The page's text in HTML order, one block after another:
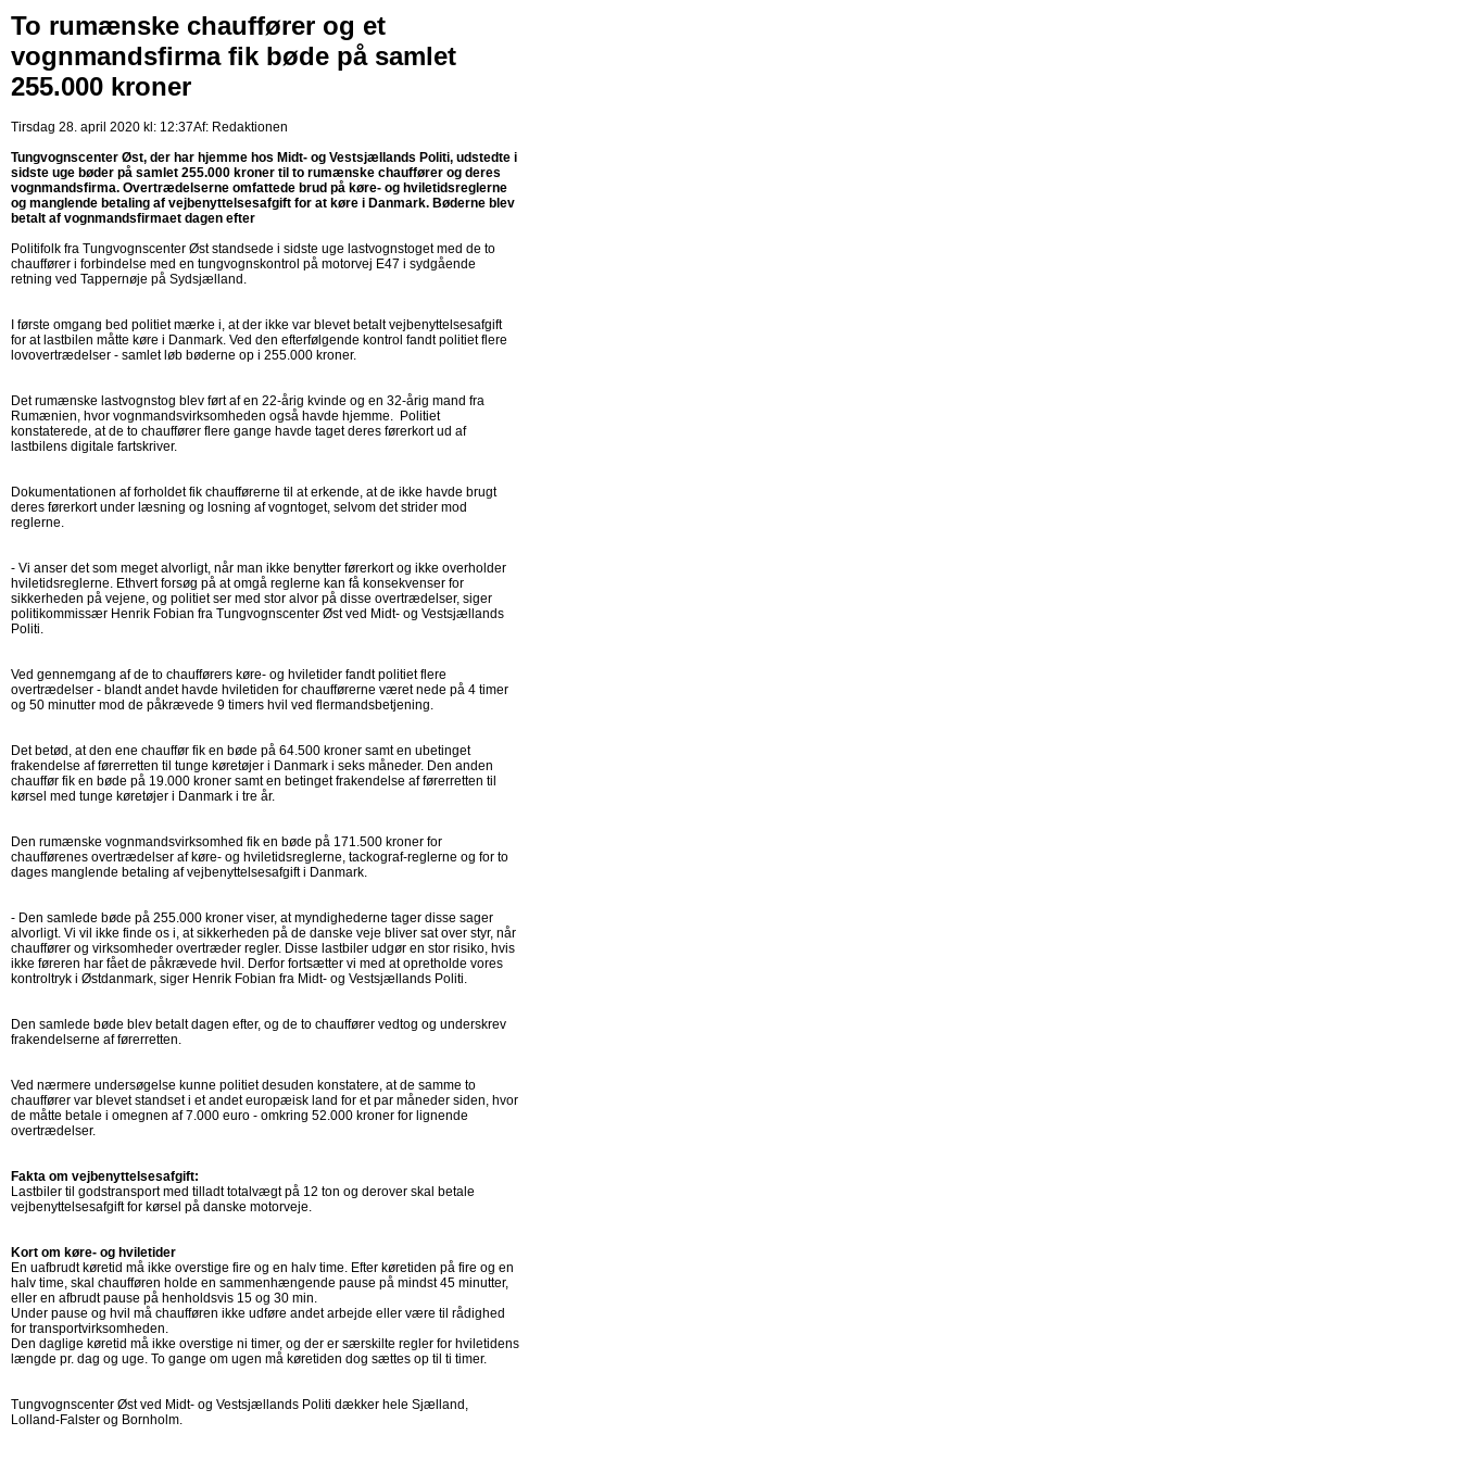
To rumænske chauffører og et
vognmandsfirma fik bøde på samlet
255.000 kroner
Tirsdag 28. april 2020 kl: 12:37Af: Redaktionen
Tungvognscenter Øst, der har hjemme hos Midt- og Vestsjællands Politi, udstedte i
sidste uge bøder på samlet 255.000 kroner til to rumænske chauffører og deres
vognmandsfirma. Overtrædelserne omfattede brud på køre- og hviletidsreglerne
og manglende betaling af vejbenyttelsesafgift for at køre i Danmark. Bøderne blev
betalt af vognmandsfirmaet dagen efter
Politifolk fra Tungvognscenter Øst standsede i sidste uge lastvognstoget med de to
chauffører i forbindelse med en tungvognskontrol på motorvej E47 i sydgående
retning ved Tappernøje på Sydsjælland.
I første omgang bed politiet mærke i, at der ikke var blevet betalt vejbenyttelsesafgift
for at lastbilen måtte køre i Danmark. Ved den efterfølgende kontrol fandt politiet flere
lovovertrædelser - samlet løb bøderne op i 255.000 kroner.
Det rumænske lastvognstog blev ført af en 22-årig kvinde og en 32-årig mand fra
Rumænien, hvor vognmandsvirksomheden også havde hjemme. Politiet
konstaterede, at de to chauffører flere gange havde taget deres førerkort ud af
lastbilens digitale fartskriver.
Dokumentationen af forholdet fik chaufførerne til at erkende, at de ikke havde brugt
deres førerkort under læsning og losning af vogntoget, selvom det strider mod
reglerne.
- Vi anser det som meget alvorligt, når man ikke benytter førerkort og ikke overholder
hviletidsreglerne. Ethvert forsøg på at omgå reglerne kan få konsekvenser for
sikkerheden på vejene, og politiet ser med stor alvor på disse overtrædelser, siger
politikommissær Henrik Fobian fra Tungvognscenter Øst ved Midt- og Vestsjællands
Politi.
Ved gennemgang af de to chaufførers køre- og hviletider fandt politiet flere
overtrædelser - blandt andet havde hviletiden for chaufførerne været nede på 4 timer
og 50 minutter mod de påkrævede 9 timers hvil ved flermandsbetjening.
Det betød, at den ene chauffør fik en bøde på 64.500 kroner samt en ubetinget
frakendelse af førerretten til tunge køretøjer i Danmark i seks måneder. Den anden
chauffør fik en bøde på 19.000 kroner samt en betinget frakendelse af førerretten til
kørsel med tunge køretøjer i Danmark i tre år.
Den rumænske vognmandsvirksomhed fik en bøde på 171.500 kroner for
chaufførenes overtrædelser af køre- og hviletidsreglerne, tackograf-reglerne og for to
dages manglende betaling af vejbenyttelsesafgift i Danmark.
- Den samlede bøde på 255.000 kroner viser, at myndighederne tager disse sager
alvorligt. Vi vil ikke finde os i, at sikkerheden på de danske veje bliver sat over styr, når
chauffører og virksomheder overtræder regler. Disse lastbiler udgør en stor risiko, hvis
ikke føreren har fået de påkrævede hvil. Derfor fortsætter vi med at opretholde vores
kontroltryk i Østdanmark, siger Henrik Fobian fra Midt- og Vestsjællands Politi.
Den samlede bøde blev betalt dagen efter, og de to chauffører vedtog og underskrev
frakendelserne af førerretten.
Ved nærmere undersøgelse kunne politiet desuden konstatere, at de samme to
chauffører var blevet standset i et andet europæisk land for et par måneder siden, hvor
de måtte betale i omegnen af 7.000 euro - omkring 52.000 kroner for lignende
overtrædelser.
Fakta om vejbenyttelsesafgift:
Lastbiler til godstransport med tilladt totalvægt på 12 ton og derover skal betale
vejbenyttelsesafgift for kørsel på danske motorveje.
Kort om køre- og hviletider
En uafbrudt køretid må ikke overstige fire og en halv time. Efter køretiden på fire og en
halv time, skal chaufføren holde en sammenhængende pause på mindst 45 minutter,
eller en afbrudt pause på henholdsvis 15 og 30 min.
Under pause og hvil må chaufføren ikke udføre andet arbejde eller være til rådighed
for transportvirksomheden.
Den daglige køretid må ikke overstige ni timer, og der er særskilte regler for hviletidens
længde pr. dag og uge. To gange om ugen må køretiden dog sættes op til ti timer.
Tungvognscenter Øst ved Midt- og Vestsjællands Politi dækker hele Sjælland,
Lolland-Falster og Bornholm.